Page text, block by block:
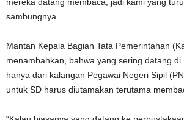
sambungnya.
Mantan Kepala Bagian Tata Pemerintahan
menambahkan, bahwa yang sering datang di
hanya dari kalangan Pegawai Negeri Sipil
untuk SD harus diutamakan terutama